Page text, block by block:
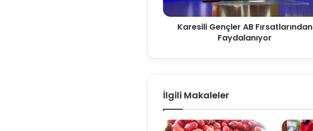
Karesili Gençler AB Fırsatlarından
Faydalanıyor
İlgili Makaleler